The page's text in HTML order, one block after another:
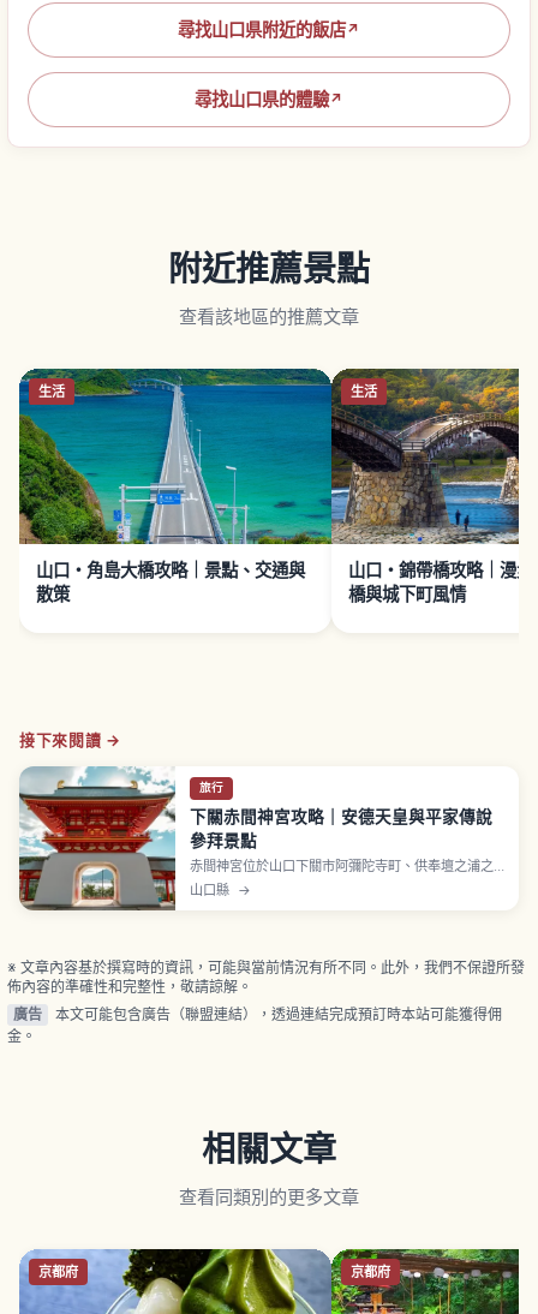
尋找山口県附近的飯店↗
尋找山口県的體驗↗
附近推薦景點
查看該地區的推薦文章
生活
山口・角島大橋攻略｜景點、交通與
散策
生活
山口・錦帶橋攻略｜漫
橋與城下町風情
接下來閱讀 →
旅行
下關赤間神宮攻略｜安德天皇與平家傳說
參拜景點
赤間神宮位於山口下關市阿彌陀寺町、供奉壇之浦之
戰投海自盡的安德天皇為主祭神。建久2年（1191年）
依朝廷敕命建立安德天皇御影堂為起源、明治神佛分
山口縣 →
※ 文章內容基於撰寫時的資訊，可能與當前情況有所不同。此外，我們不保證所發
佈內容的準確性和完整性，敬請諒解。
廣告
本文可能包含廣告（聯盟連結），透過連結完成預訂時本站可能獲得佣
金。
相關文章
查看同類別的更多文章
京都府 京都府